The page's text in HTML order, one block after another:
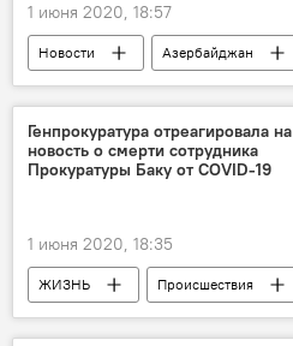
1 июня 2020, 18:57
Новости Азербайджан
дети
опека
Генпрокуратура отреагировала на
новость о смерти сотрудника
Прокуратуры Баку от COVID-19
1 июня 2020, 18:35
ЖИЗНЬ Происшествия
Азербайджан
Новости